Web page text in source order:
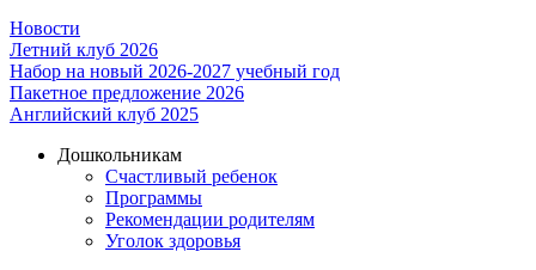
Новости
Летний клуб 2026
Набор на новый 2026-2027 учебный год
Пакетное предложение 2026
Английский клуб 2025
Дошкольникам
Счастливый ребенок
Программы
Рекомендации родителям
Уголок здоровья